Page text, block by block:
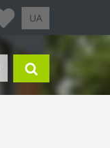
UA